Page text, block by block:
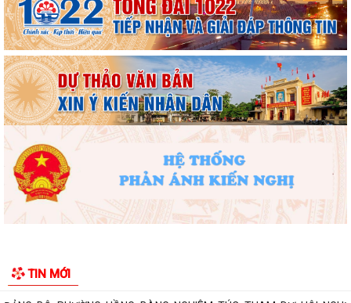
TIN MỚI
PHƯỜNG HỒNG BÀNG NÂNG CAO CHẤT LƯỢNG SINH HOẠT CHI BỘ TỪ
CƠ SỞ
Trường Tiểu học Đinh Tiên Hoàng (phường Hồng Bàng) tăng kiến thức,
kỹ năng phòng chống đuối nước...
Phường Hồng Bàng tập huấn kiến thức về an toàn thực phẩm cho các
cơ sở kinh doanh dịch vụ ăn uống,...
HỘI NGƯỜI CAO TUỔI PHƯỜNG HỒNG BÀNG TỔ CHỨC HỘI NGHỊ SƠ
KẾT CÔNG TÁC HỘI 6 THÁNG ĐẦU NĂM 2026
ĐẢNG BỘ PHƯỜNG HỒNG BÀNG NGHIÊM TÚC THAM DỰ HỘI NGHỊ
CÙNG TRƯỜNG THPT LƯƠNG KHÁNH THIỆN VÀ...